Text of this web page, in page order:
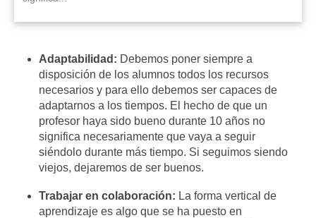
Adaptabilidad: Debemos poner siempre a
disposición de los alumnos todos los recursos
necesarios y para ello debemos ser capaces de
adaptarnos a los tiempos. El hecho de que un
profesor haya sido bueno durante 10 años no
significa necesariamente que vaya a seguir
siéndolo durante más tiempo. Si seguimos siendo
viejos, dejaremos de ser buenos.
Trabajar en colaboración: La forma vertical de
aprendizaje es algo que se ha puesto en